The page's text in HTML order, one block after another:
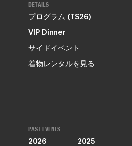
DETAILS
プログラム (TS26)
VIP Dinner
サイドイベント
着物レンタルを見る
PAST EVENTS
2026
2025